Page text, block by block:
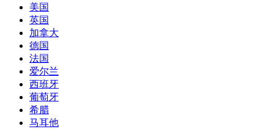
美国
英国
加拿大
德国
法国
爱尔兰
西班牙
葡萄牙
希腊
马耳他